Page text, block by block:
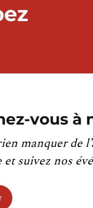
vous
manquer de
suivez nos